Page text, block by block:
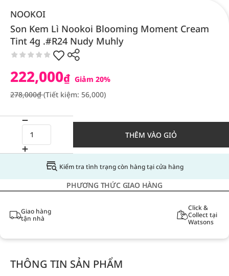
NOOKOI
Son Kem Lì Nookoi Blooming Moment Cream
Tint 4g .#R24 Nudy Muhly
222,000₫ Giảm 20%
278,000₫(Tiết kiệm: 56,000)
THÊM VÀO GIỎ
Kiểm tra tình trạng còn hàng tại cửa hàng
PHƯƠNG THỨC GIAO HÀNG
Giao hàng
tận nhà
Click &
Collect tại
Watsons
THÔNG TIN SẢN PHẨM